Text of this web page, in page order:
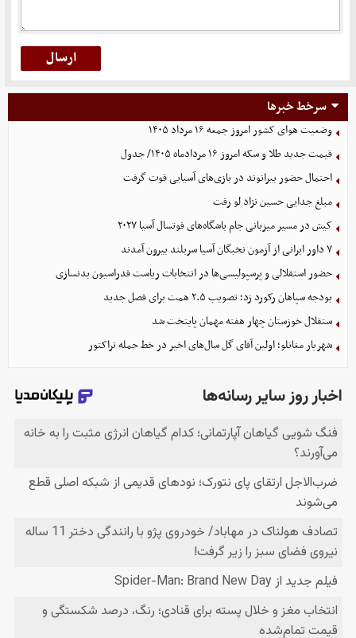
سرخط خبرها
وضعیت هوای کشور امروز جمعه ۱۶ مرداد ۱۴۰۵
قیمت جدید طلا و سکه امروز ۱۶ مردادماه ۱۴۰۵/ جدول
احتمال حضور بیرانوند در بازی‌های آسیایی قوت گرفت
مبلغ جدایی حسین نژاد لو رفت
کیش در مسیر میزبانی جام باشگاه‌های فوتسال آسیا ۲۰۲۷
۷ داور ایرانی از آزمون نخبگان آسیا سربلند بیرون آمدند
حضور استقلالی و پرسپولیسی‌ها در انتخابات ریاست فدراسیون بدنسازی
بودجه سپاهان رکورد زد؛ تصویب ۲.۵ همت برای فصل جدید
ستقلال خوزستان چهار هفته مهمان پایتخت شد
شهریار مغانلو؛ اولین آقای گل سال‌های اخیر در خط حمله تراکتور